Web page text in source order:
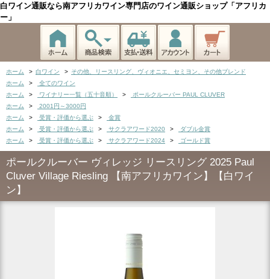
白ワイン通販なら南アフリカワイン専門店のワイン通販ショップ「アフリカ
ー」
ホーム > 白ワイン > その他、リースリング、ヴィオニエ、セミヨン、その他ブレンド
ホーム
>
全てのワイン
ホーム
> ワイナリー一覧（五十音順） >
ポールクルーバー PAUL CLUVER
ホーム
>
2001円～3000円
ホーム
> 受賞・評価から選ぶ >
金賞
ホーム
> 受賞・評価から選ぶ > サクラアワード2020 >
ダブル金賞
ホーム
> 受賞・評価から選ぶ > サクラアワード2024 > ゴールド賞
ポールクルーバー ヴィレッジ リースリング 2025 Paul
Cluver Village Riesling 【南アフリカワイン】【白ワイ
ン】